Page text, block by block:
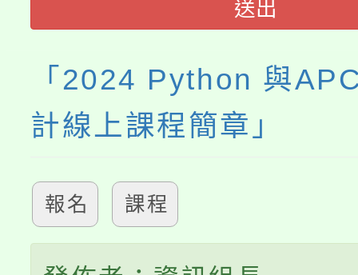
送出
「2024 Python 與
計線上課程簡章」
報名 課程